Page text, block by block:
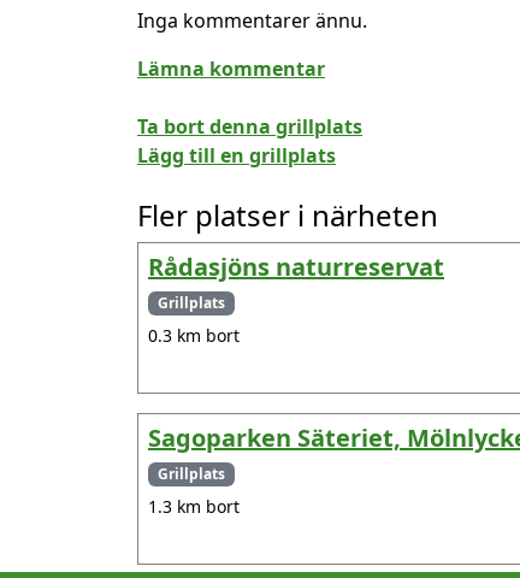
Inga kommentarer ännu.
Lämna kommentar
Ta bort denna grillplats
Lägg till en grillplats
Fler platser i närheten
Rådasjöns naturreservat
Grillplats
0.3 km bort
Sagoparken Säteriet,
Grillplats
1.3 km bort